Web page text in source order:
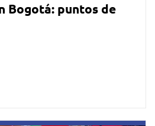
Bogotá: puntos de